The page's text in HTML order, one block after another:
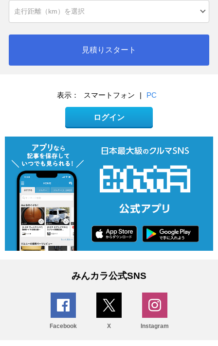
見積りスタート
表示： スマートフォン | PC
ログイン
みんカラ公式SNS
Facebook X Instagram